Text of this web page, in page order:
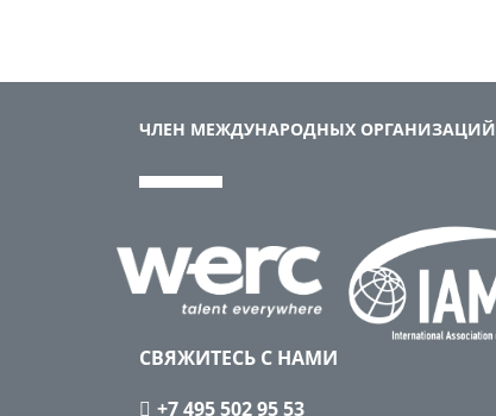
ЧЛЕН МЕЖДУНАРОДНЫХ ОРГАНИЗАЦИЙ
СВЯЖИТЕСЬ С НАМИ
+7 495 502 95 53